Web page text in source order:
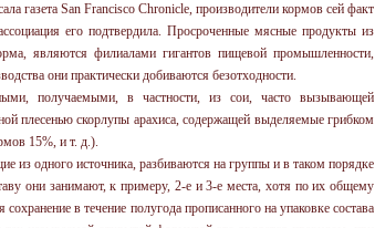
газета San Francisco Chronicle, производители кормов сей факт
его подтвердила. Просроченные мясные продукты из
являются филиалами гигантов пищевой промышленности,
они практически добиваются безотходности.
получаемыми, в частности, из сои, часто вызывающей
плесенью скорлупы арахиса, содержащей выделяемые грибком
15%, и т. д.).
из одного источника, разбиваются на группы и в таком порядке
они занимают, к примеру, 2-е и 3-е места, хотя по их общему
в течение полугода прописанного на упаковке состава